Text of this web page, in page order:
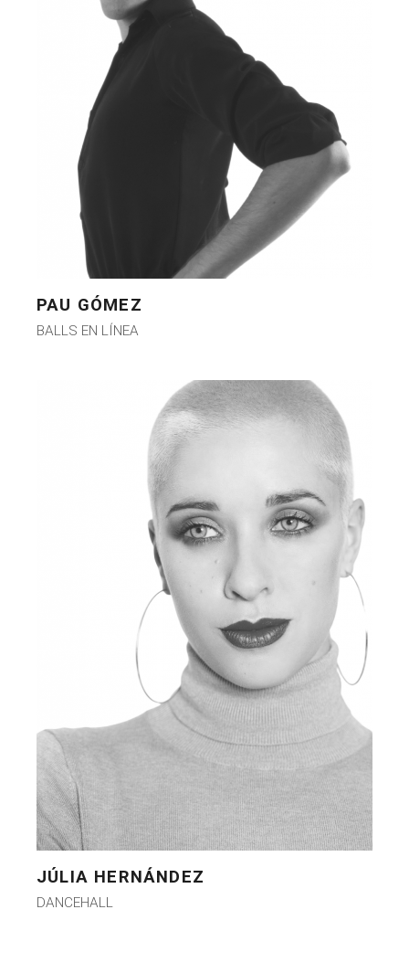
PAU GÓMEZ
BALLS EN LÍNEA
JÚLIA HERNÁNDEZ
DANCEHALL